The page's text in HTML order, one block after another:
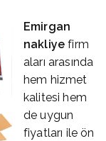
Emirgan
nakliye firm
aları arasında
hem hizmet
kalitesi hem
de uygun
fiyatları ile ön